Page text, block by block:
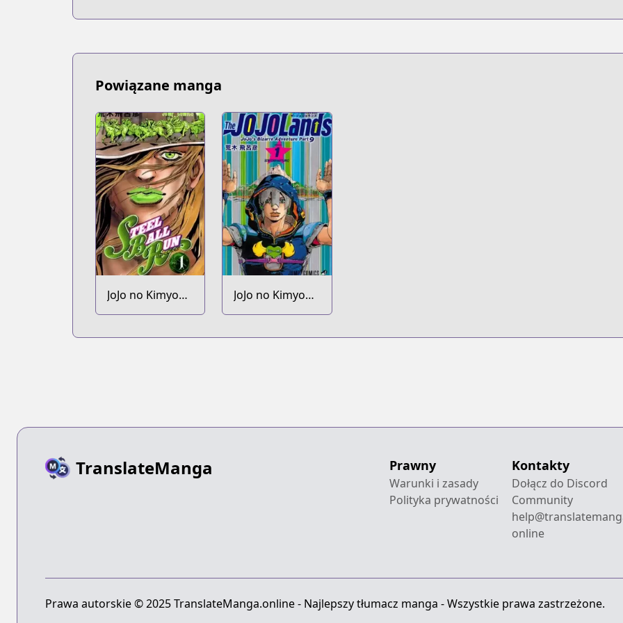
Powiązane manga
JoJo no Kimyou
na Bouken Part
JoJo no Kimyou
na Bouken Part
TranslateManga Prawny
Warunki i zasady
Polityka prywatności
Kontakty
Dołącz do Discord
Community
online
Prawa autorskie © 2025 TranslateManga.online - Najlepszy tłumacz manga - Wszystkie prawa zastrzeżone.